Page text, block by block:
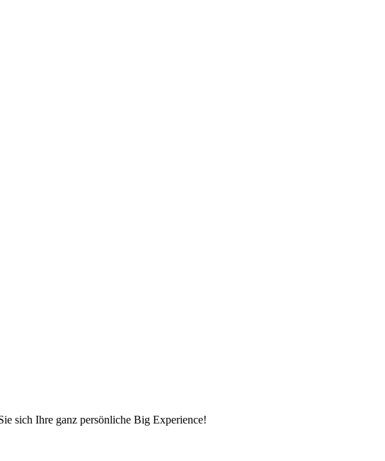
sich Ihre ganz persönliche Big Experience!